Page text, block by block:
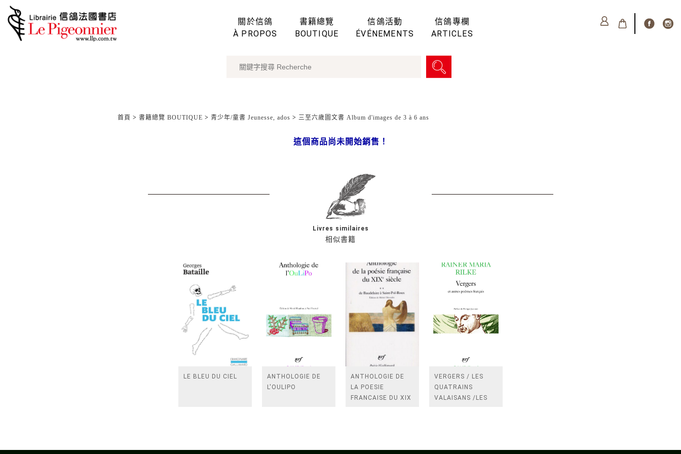
關於信鴿
À PROPOS
書籍總覽
BOUTIQUE
信鴿活動
ÉVÉNEMENTS
信鴿專欄
ARTICLES
首頁 > 書籍總覽 BOUTIQUE > 青少年/童書 Jeunesse, ados > 三至六歲圖文書 Album d'images de 3 à 6 ans
這個商品尚未開始銷售！
相似書籍
Livres similaires
LE BLEU DU CIEL
ANTHOLOGIE DE
L'OULIPO
ANTHOLOGIE DE
LA POESIE
FRANCAISE DU XIX
VERGERS / LES
QUATRAINS
VALAISANS /LES